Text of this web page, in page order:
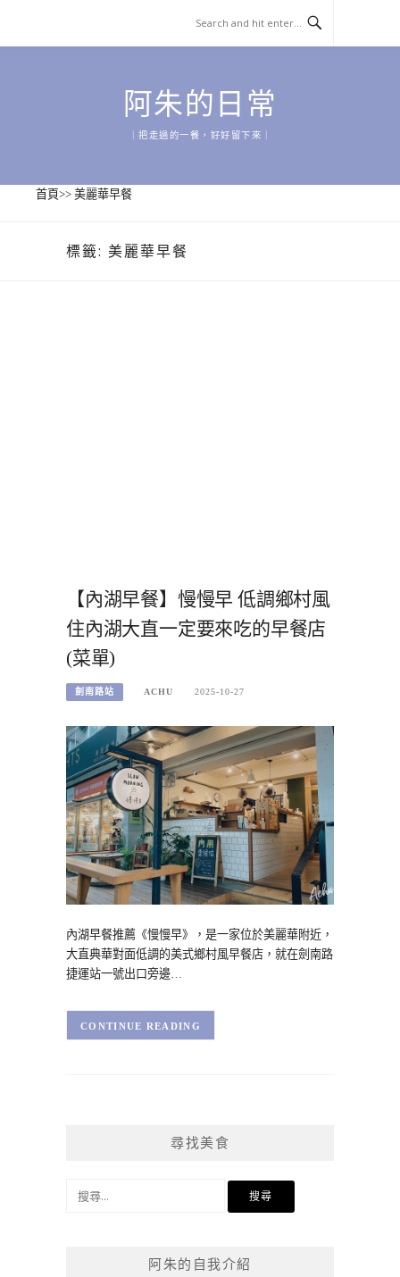
content
阿朱的日常
｜把走過的一餐，好好留下來｜
首頁>> 美麗華早餐
標籤: 美麗華早餐
【內湖早餐】慢慢早 低調鄉村風
住內湖大直一定要來吃的早餐店
(菜單)
劍南路站 ACHU 2025-10-27
內湖早餐推薦《慢慢早》，是一家位於美麗華附近，
大直典華對面低調的美式鄉村風早餐店，就在劍南路
捷運站一號出口旁邊…
CONTINUE READING
尋找美食
阿朱的自我介紹